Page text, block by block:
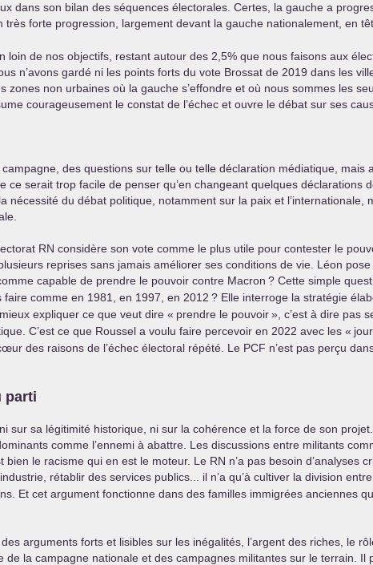
dans son bilan des séquences électorales. Certes, la gauche a
forte progression, largement devant la gauche nationalement, en
loin de nos objectifs, restant autour des 2,5% que nous faisons aux
n’avons gardé ni les points forts du vote Brossat de 2019 dans les
non urbaines où la gauche s’effondre et où nous sommes les
courageusement le constat de l’échec et ouvre le débat sur ses
des questions sur telle ou telle déclaration médiatique, mais
serait trop facile de penser qu’en changeant quelques déclarations
du débat politique, notamment sur la paix et l’internationale,
RN considère son vote comme le plus utile pour contester le
reprises sans jamais améliorer ses conditions de vie. Léon
capable de prendre le pouvoir contre Macron ? Cette simple
faire comme en 1981, en 1997, en 2012 ? Elle interroge la stratégie
expliquer ce que veut dire « prendre le pouvoir», c’est à dire pas
C’est ce que Roussel a voulu faire percevoir en 2022 avec les «
des raisons de l’échec électoral répété. Le PCF n’est pas perçu
parti
sur sa légitimité historique, ni sur la cohérence et la force de son projet.
comme l’ennemi à abattre. Les discussions entre militants
bien le racisme qui en est le moteur. Le RN n’a pas besoin d’analyses
rétablir des services publics... il n’a qu’à cultiver la division
Et cet argument fonctionne dans des familles immigrées anciennes
arguments forts et lisibles sur les inégalités, l’argent des riches, le
la campagne nationale et des campagnes militantes sur le terrain. Il